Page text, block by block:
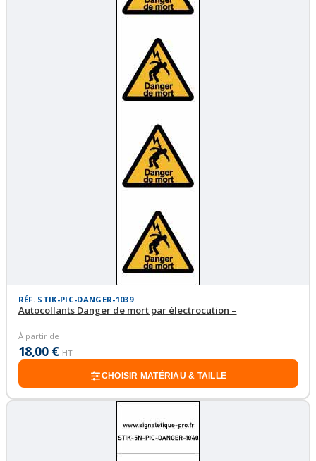
RÉF. STIK-PIC-DANGER-1039
Autocollants Danger de mort par électrocution –
À partir de
18,00 € HT
CHOISIR MATÉRIAU & TAILLE